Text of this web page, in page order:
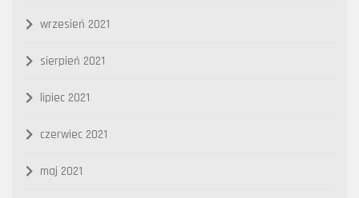
wrzesień 2021
sierpień 2021
lipiec 2021
czerwiec 2021
maj 2021